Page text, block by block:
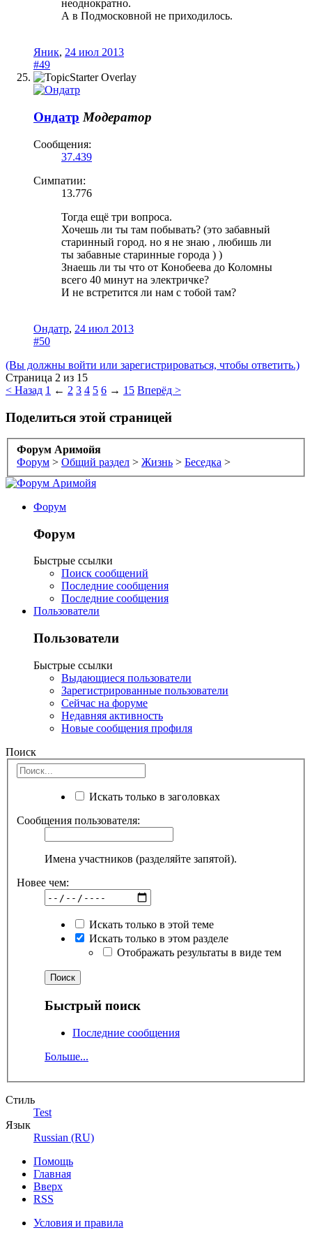
неоднократно.
А в Подмосковной не приходилось.
Яник, 24 июл 2013
#49
Ондатр Модератор
Сообщения:
37.439
Симпатии:
13.776
Тогда ещё три вопроса.
Хочешь ли ты там побывать? (это забавный
старинный город. но я не знаю , любишь ли
ты забавные старинные города ) )
Знаешь ли ты что от Конобеева до Коломны
всего 40 минут на электричке?
И не встретится ли нам с тобой там?
Ондатр, 24 июл 2013
#50
(Вы должны войти или зарегистрироваться, чтобы ответить.)
Страница 2 из 15
< Назад 1 ← 2 3 4 5 6 → 15 Вперёд >
Поделиться этой страницей
Форум Аримойя
Форум > Общий раздел > Жизнь > Беседка >
Форум
Форум
Быстрые ссылки
Поиск сообщений
Последние сообщения
Последние сообщения
Пользователи
Пользователи
Быстрые ссылки
Выдающиеся пользователи
Зарегистрированные пользователи
Сейчас на форуме
Недавняя активность
Новые сообщения профиля
Поиск
Искать только в заголовках
Сообщения пользователя:
Имена участников (разделяйте запятой).
Новее чем:
Искать только в этой теме
Искать только в этом разделе
Отображать результаты в виде тем
Быстрый поиск
Последние сообщения
Больше...
Стиль
Test
Язык
Russian (RU)
Помощь
Главная
Вверх
RSS
Условия и правила